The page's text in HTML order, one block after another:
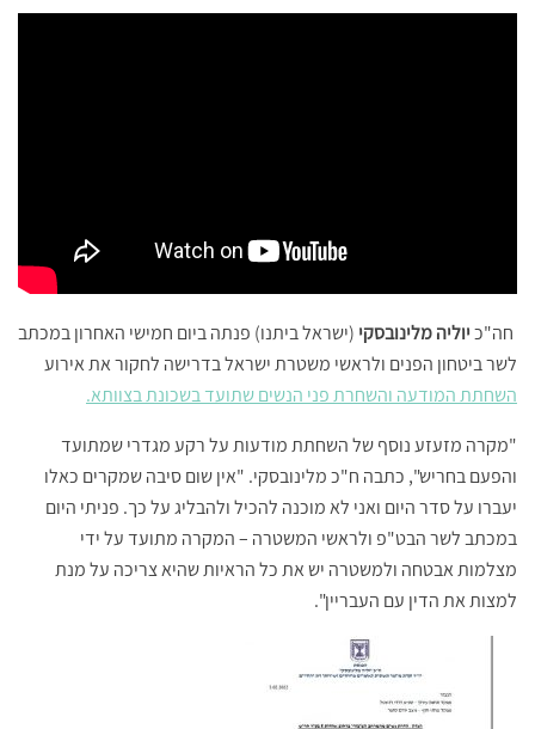
חה"כיוליה מלינובסקי (ישראל ביתנו) פנתה ביום חמישי האחרון במכתב
לשר ביטחון הפנים ולראשי משטרת ישראל בדרישה לחקור את אירוע
השחתת המודעה והשחרת פני הנשים שתועד בשכונת בצוותא.
"מקרה מזעזע נוסף של השחתת מודעות על רקע מגדרי שמתועד
והפעם בחריש", כתבה ח"כ מלינובסקי. "אין שום סיבה שמקרים כאלו
יעברו על סדר היום ואני לא מוכנה להכיל ולהבליג על כך. פניתי היום
במכתב לשר הבט"פ ולראשי המשטרה – המקרה מתועד על ידי
מצלמות אבטחה ולמשטרה יש את כל הראיות שהיא צריכה על מנת
למצות את הדין עם העבריין".